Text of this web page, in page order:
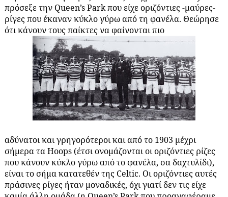
πρόσεξε την Queen’s Park που είχε οριζόντιες -μαύρες-
ρίγες που έκαναν κύκλο γύρω από τη φανέλα. Θεώρησε
ότι κάνουν τους παίκτες να φαίνονται πιο
αδύνατοι και γρηγορότεροι και από το 1903 μέχρι
σήμερα τα Hoops (έτσι ονομάζονται οι οριζόντιες ρίζες
που κάνουν κύκλο γύρω από το φανέλα, σα δαχτυλίδι),
είναι το σήμα κατατεθέν της Celtic. Oι οριζόντιες αυτές
πράσινες ρίγες ήταν μοναδικές, όχι γιατί δεν τις είχε